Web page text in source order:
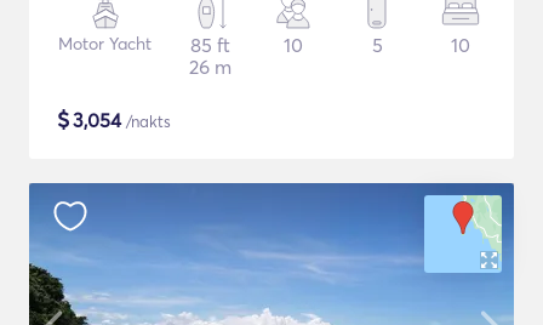
Motor Yacht
85 ft
26 m
10 5 10
$3,054/nakts